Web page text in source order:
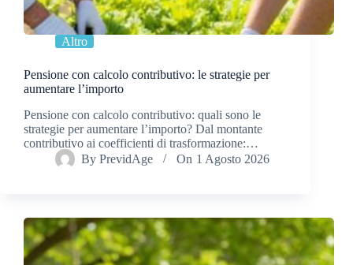
Altro
Pensione con calcolo contributivo: le strategie per
aumentare l’importo
Pensione con calcolo contributivo: quali sono le
strategie per aumentare l’importo? Dal montante
contributivo ai coefficienti di trasformazione:…
By PrevidAge On 1 Agosto 2026